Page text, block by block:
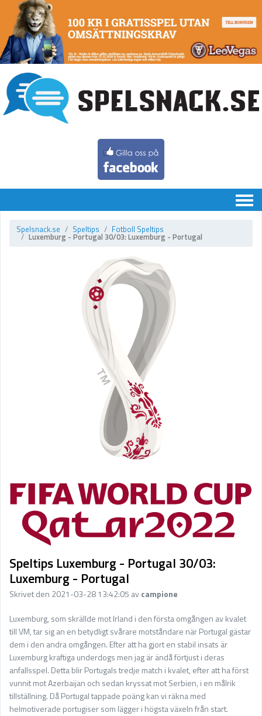
Speltips
Registera
Spelsnack.se Speltips Fotboll Speltips
Luxemburg - Portugal 30/03: Luxemburg - Portugal
Speltips Luxemburg - Portugal 30/03:
Luxemburg - Portugal
Skrivet den 2021-03-28 13:42:05 avcampione
Luxemburg, som skrällde mot Irland i den första omgången av kvalet
till VM, tar sig an en betydligt svårare motståndare när Portugal gästar
dem i den andra omgången. Efter att ha gjort en stabil insats är
Luxemburg kraftiga underdogs men jag är ändå förtjust i deras
anfallsspel. Detta blir Portugals tredje match i kvalet, efter att ha först
vunnit mot Azerbaijan och sedan kryssat mot Serbien, i en målrik
tillställning. Då Portugal tappade poäng kan vi räkna med
helmotiverade portugiser som lägger i högsta växeln från start.